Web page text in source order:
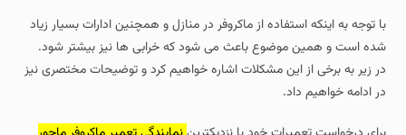
با توجه به اینکه استفاده از ماکروفر در منازل و همچنین ادارات بسیار زیاد
شده است و همین موضوع باعث می شود که خرابی ها نیز بیشتر شود.
در زیر به برخی از این مشکلات اشاره خواهیم کرد و توضیحات مختصری نیز
در ادامه خواهیم داد.